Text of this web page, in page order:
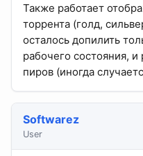
Также работает
торрента (голд,
осталось допилить
рабочего состояния,
пиров (иногда
Softwarez
User